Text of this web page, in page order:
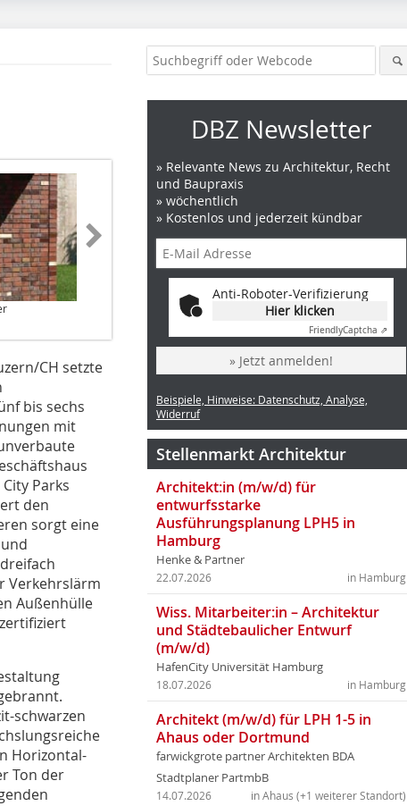
CH setzte
bis sechs
mit
Parks
den
sorgt eine
Verkehrslärm
Außenhülle
schwarzen
Horizontal-
Ton der
DBZ Newsletter
» Relevante News zu Architektur, Recht
und Baupraxis
» wöchentlich
» Kostenlos und jederzeit kündbar
Anti-Roboter-Verifizierung
Hier klicken
FriendlyCaptcha ⇗
» Jetzt anmelden!
Beispiele, Hinweise: Datenschutz, Analyse,
Widerruf
Stellenmarkt Architektur
Architekt:in (m/w/d) für
entwurfsstarke
Ausführungsplanung LPH5 in
Hamburg
Henke & Partner
in Hamburg
22.07.2026
Wiss. Mitarbeiter:in – Architektur
und Städtebaulicher Entwurf
(m/w/d)
HafenCity Universität Hamburg
in Hamburg
18.07.2026
Architekt (m/w/d) für LPH 1-5 in
Ahaus oder Dortmund
farwickgrote partner Architekten BDA
Stadtplaner PartmbB
in Ahaus (+1 weiterer Standort)
14.07.2026